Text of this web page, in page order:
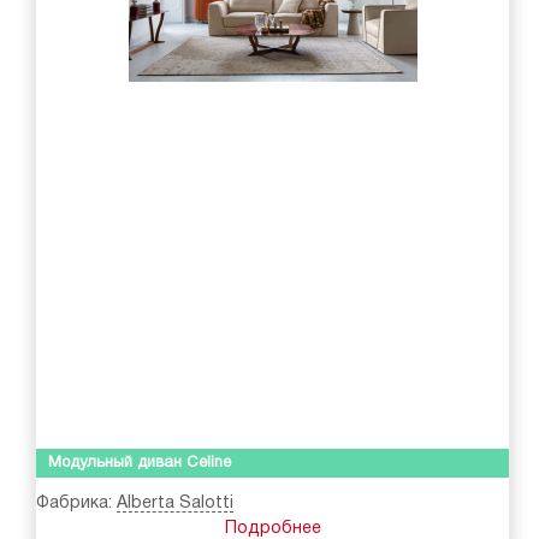
Модульный диван Celine
Фабрика: Alberta Salotti
Подробнее